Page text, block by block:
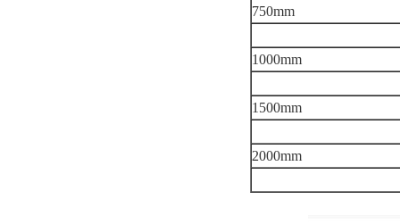
750mm
1000mm
1500mm
2000mm